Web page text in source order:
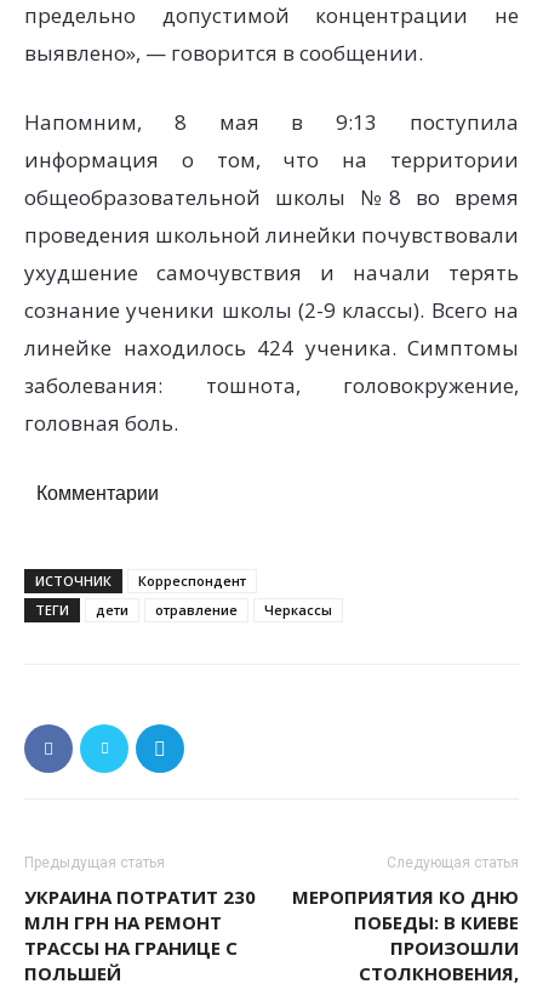
предельно допустимой концентрации не
выявлено», — говорится в сообщении.
Напомним, 8 мая в 9:13 поступила
информация о том, что на территории
общеобразовательной школы №8 во время
проведения школьной линейки почувствовали
ухудшение самочувствия и начали терять
сознание ученики школы (2-9 классы). Всего на
линейке находилось 424 ученика. Симптомы
заболевания: тошнота, головокружение,
головная боль.
Комментарии
ИСТОЧНИК
Корреспондент
ТЕГИ
дети отравление Черкассы
Предыдущая статья
УКРАИНА ПОТРАТИТ 230
МЛН ГРН НА РЕМОНТ
ТРАССЫ НА ГРАНИЦЕ С
ПОЛЬШЕЙ
Следующая статья
МЕРОПРИЯТИЯ КО ДНЮ
ПОБЕДЫ: В КИЕВЕ
ПРОИЗОШЛИ
СТОЛКНОВЕНИЯ,